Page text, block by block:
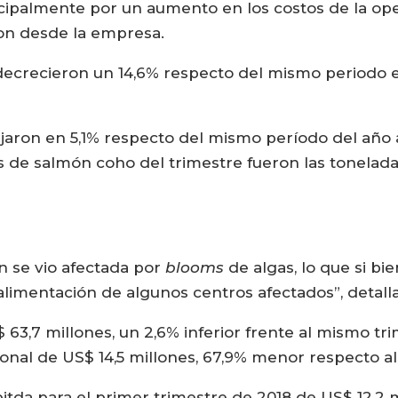
por un aumento en los costos de la
desde la empresa.
un 14,6% respecto del mismo
en 5,1% respecto del mismo período del
de salmón coho del trimestre fueron las
se vio afectada porblooms de algas, lo que si
de algunos centros afectados”,
63,7 millones, un 2,6% inferior frente al mismo
de US$ 14,5 millones, 67,9% menor respecto